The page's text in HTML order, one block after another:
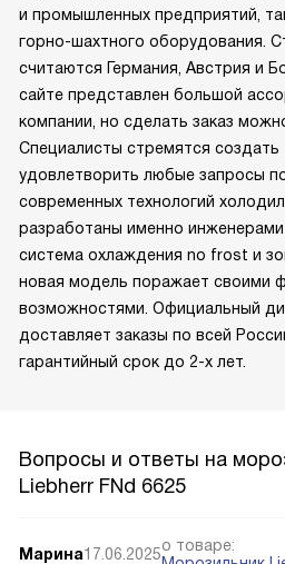
и промышленных предприятий,
горно-шахтного оборудования.
считаются Германия, Австрия и
сайте представлен большой
компании, но сделать заказ
Специалисты стремятся создать
удовлетворить любые запросы
современных технологий
разработаны именно инженерами
система охлаждения no frost и
новая модель поражает своими
возможностями. Официальный
доставляет заказы по всей
гарантийный срок до 2-х лет.
Вопросы и ответы на
Liebherr FNd 6625
Марина17.06.2025о товаре: